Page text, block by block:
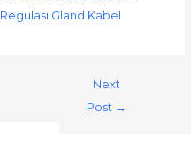
Regulasi Gland Kabel
Next
Post →